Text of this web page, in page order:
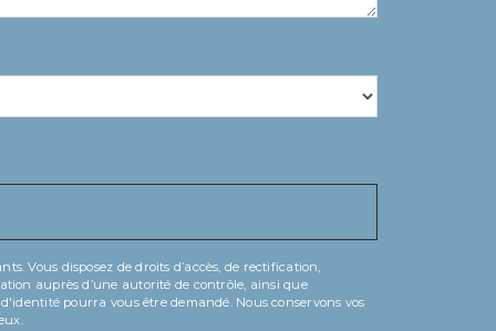
Vous disposez de droits d’accès, de rectification,
auprès d’une autorité de contrôle, ainsi que
pourra vous être demandé. Nous conservons vos